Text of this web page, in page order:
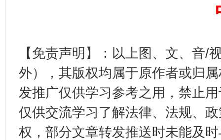
【免责声明】：以上图、文、音/
外），其版权均属于原作者或归
发推广仅供学习参考之用，禁止
仅供交流学习了解法律、法规、
权，部分文章转发推送时未能及